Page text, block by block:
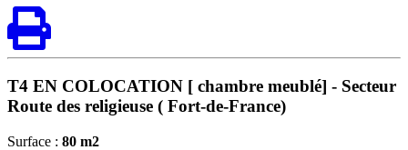
T4 EN COLOCATION [ chambre meublé] - Secteur
Route des religieuse ( Fort-de-France)
Surface : 80 m2